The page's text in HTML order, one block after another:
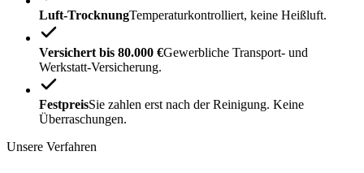
Luft-TrocknungTemperaturkontrolliert, keine Heißluft.
Versichert bis 80.000 €Gewerbliche Transport- und
Werkstatt-Versicherung.
FestpreisSie zahlen erst nach der Reinigung. Keine
Überraschungen.
Unsere Verfahren